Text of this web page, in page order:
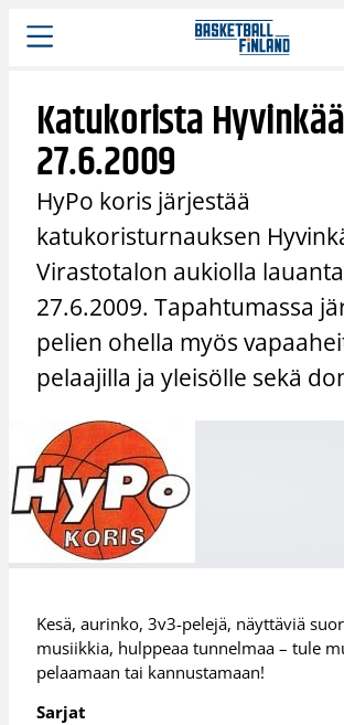
Siirry
sisältöön
Katukorista
27.6.2009
HyPo koris järjestää
katukoristurnauksen
Virastotalon aukiolla
27.6.2009. Tapahtumassa
pelien ohella myös
pelaajilla ja yleisölle sekä
Kesä, aurinko, 3v3-pelejä, näyttäviä
musiikkia, hulppeaa tunnelmaa – tule
pelaamaan tai kannustamaan!
Sarjat